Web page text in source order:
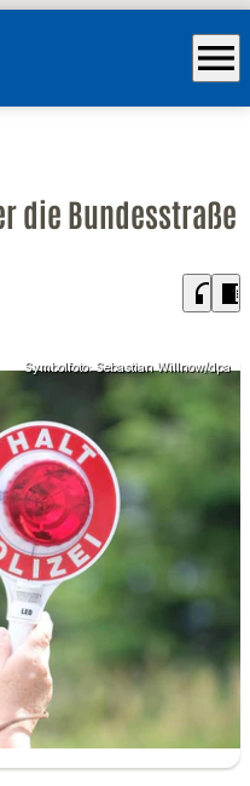
menu
die Bundesstraße
headphones chrome_reader_mode
Symbolfoto: Sebastian Willnow/dpa